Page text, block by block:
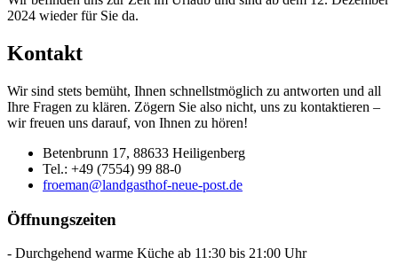
2024 wieder für Sie da.
Kontakt
Wir sind stets bemüht, Ihnen schnellstmöglich zu antworten und all
Ihre Fragen zu klären. Zögern Sie also nicht, uns zu kontaktieren –
wir freuen uns darauf, von Ihnen zu hören!
Betenbrunn 17, 88633 Heiligenberg
Tel.: +49 (7554) 99 88-0
froeman@landgasthof-neue-post.de
Öffnungszeiten
Durchgehend warme Küche ab 11:30 bis 21:00 Uhr